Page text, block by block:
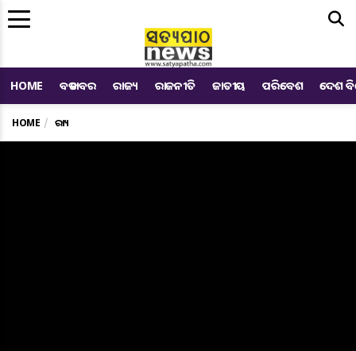
HOME ବଡ ଖବର ରାଜ୍ୟ ରାଜନୀତି ଜାତୀୟ ପରିବେଶ ଦେଶ
HOME ରାଜ୍ୟ